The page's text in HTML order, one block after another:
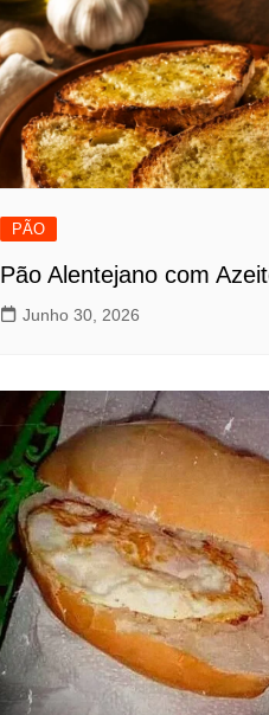
PÃO
Pão Alentejano com
Junho 30, 2026